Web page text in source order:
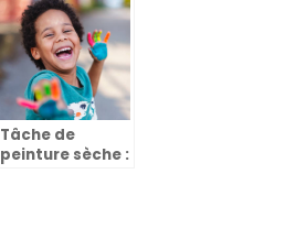
Tâche de
peinture sèche :